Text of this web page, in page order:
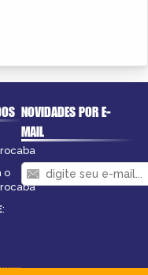
o
:
NOVIDADES POR E-
MAIL